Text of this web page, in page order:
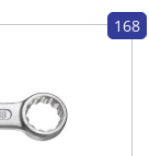
168